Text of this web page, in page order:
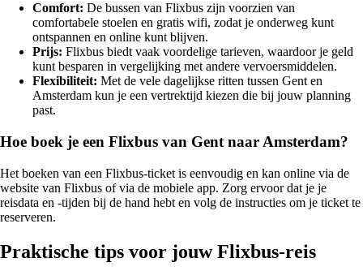
Comfort: De bussen van Flixbus zijn voorzien van
comfortabele stoelen en gratis wifi, zodat je onderweg kunt
ontspannen en online kunt blijven.
Prijs: Flixbus biedt vaak voordelige tarieven, waardoor je geld
kunt besparen in vergelijking met andere vervoersmiddelen.
Flexibiliteit: Met de vele dagelijkse ritten tussen Gent en
Amsterdam kun je een vertrektijd kiezen die bij jouw planning
past.
Hoe boek je een Flixbus van Gent naar Amsterdam?
Het boeken van een Flixbus-ticket is eenvoudig en kan online via de
website van Flixbus of via de mobiele app. Zorg ervoor dat je je
reisdata en -tijden bij de hand hebt en volg de instructies om je ticket te
reserveren.
Praktische tips voor jouw Flixbus-reis